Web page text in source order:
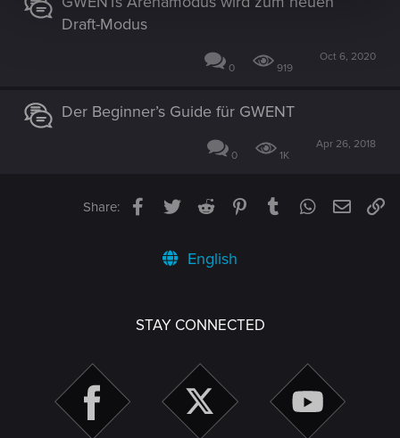
Draft-Modus
0 919
Oct 6, 2020
Der Beginner’s Guide für GWENT
0 1K
Apr 26, 2018
Share: Facebook
TwitterReddit PinterestTumblrWhatsApp
Email
English
STAY CONNECTED